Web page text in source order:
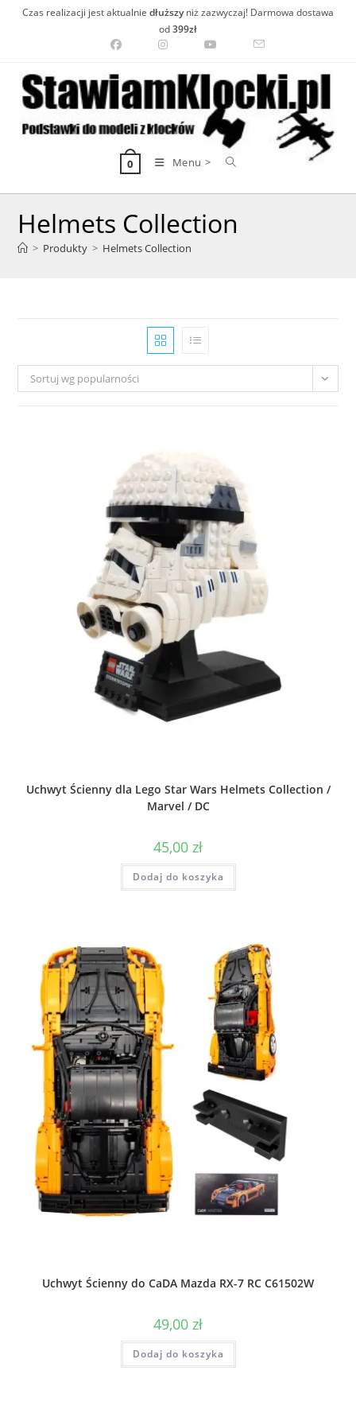
Czas realizacji jest aktualnie dłuższyniż zazwyczaj! Darmowa dostawa
od399zł
0 Menu >
Helmets Collection
> Produkty > Helmets Collection
Sortuj wg popularności
Uchwyt Ścienny dla Lego Star Wars Helmets Collection /
Marvel / DC
45,00 zł
Dodaj do koszyka
Uchwyt Ścienny do CaDA Mazda RX-7 RC C61502W
49,00 zł
Dodaj do koszyka